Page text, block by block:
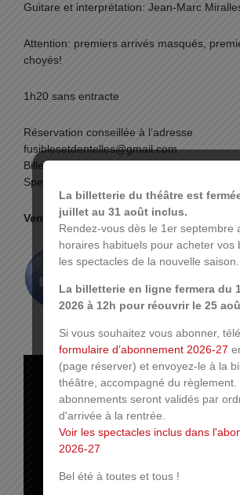
Guitare et interprétation: Jean-Marc
Attention: premiers arrivés masqués,
choyés!
1h20 sans entracte
Réservation conseillée à l’adresse
fusiblesetdentelles@gmail.com
Billetterie sur place à partir de 18h. Tarif:
Spectacle dès 12 ans
Venez nombreux!
La billetterie du théâtre est
juillet au 31 août inclus.
Rendez-vous dès le 1er septembre
horaires habituels pour acheter vos
les spectacles de la nouvelle saison.
La billetterie en ligne fermera du
2026 à 12h pour réouvrir le 25
Si vous souhaitez vous abonner,
formulaire d’abonnement 2026-27
(page réserver) et envoyez-le à la
théâtre, accompagné du règlement.
abonnements seront validés par
d'arrivée à la rentrée.
Voir les spectacles inclus dans
2026-27
Bel été à toutes et tous !